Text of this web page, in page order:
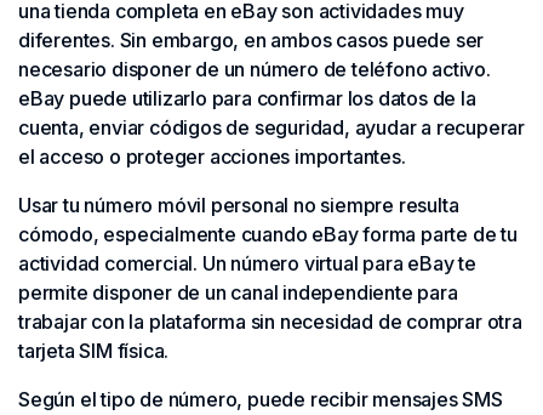
una tienda completa en eBay son actividades muy
diferentes. Sin embargo, en ambos casos puede ser
necesario disponer de un número de teléfono activo.
eBay puede utilizarlo para confirmar los datos de la
cuenta, enviar códigos de seguridad, ayudar a recuperar
el acceso o proteger acciones importantes.
Usar tu número móvil personal no siempre resulta
cómodo, especialmente cuando eBay forma parte de tu
actividad comercial. Un número virtual para eBay te
permite disponer de un canal independiente para
trabajar con la plataforma sin necesidad de comprar otra
tarjeta SIM física.
Según el tipo de número, puede recibir mensajes SMS